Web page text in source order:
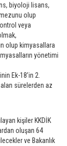
biyoloji lisans,
olup
veya
olup kimyasallara
yönetimi
Ek-18’in 2.
sürelerden az
kişiler KKDİK
oluşan 64
ve Bakanlık